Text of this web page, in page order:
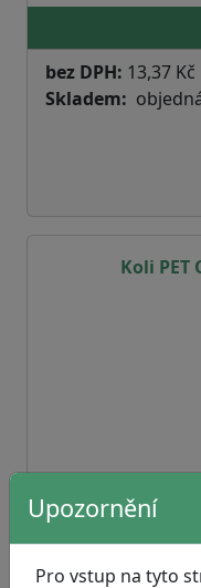
bez DPH: 13,37 Kč
Skladem
Koli PET
Upozornění
Pro vstup na tyto